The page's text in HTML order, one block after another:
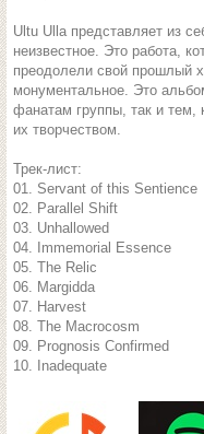
Ultu Ulla представляет из
неизвестное. Это работа,
преодолели свой прошлый
монументальное. Это
фанатам группы, так и тем,
их творчеством.
Трек-лист:
01. Servant of this Sentience
02. Parallel Shift
03. Unhallowed
04. Immemorial Essence
05. The Relic
06. Margidda
07. Harvest
08. The Macrocosm
09. Prognosis Confirmed
10. Inadequate